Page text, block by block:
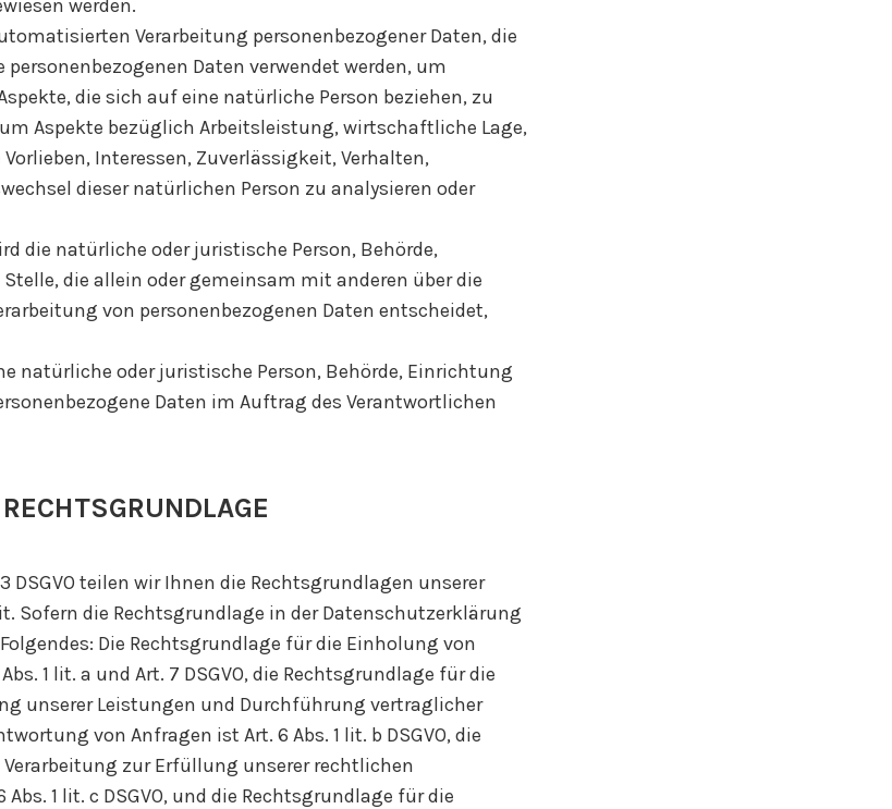
werden.
Verarbeitung personenbezogener Daten, die
Daten verwendet werden, um
die sich auf eine natürliche Person beziehen, zu
Aspekte bezüglich Arbeitsleistung, wirtschaftliche Lage,
Interessen, Zuverlässigkeit, Verhalten,
dieser natürlichen Person zu analysieren oder
die natürliche oder juristische Person, Behörde,
die allein oder gemeinsam mit anderen über die
von personenbezogenen Daten entscheidet,
natürliche oder juristische Person, Behörde, Einrichtung
Daten im Auftrag des Verantwortlichen
DSGVO teilen wir Ihnen die Rechtsgrundlagen unserer
Sofern die Rechtsgrundlage in der Datenschutzerklärung
Die Rechtsgrundlage für die Einholung von
1 lit. a und Art. 7 DSGVO, die Rechtsgrundlage für die
unserer Leistungen und Durchführung vertraglicher
von Anfragen ist Art. 6 Abs. 1 lit. b DSGVO, die
zur Erfüllung unserer rechtlichen
1 lit. c DSGVO, und die Rechtsgrundlage für die